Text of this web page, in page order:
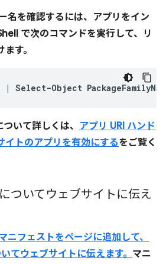
名を確認するには、アプリをイン
で次のコマンドを実行して、リ
す。
| Select-Object
いて詳しくは、 アプリ URI ハンド
イトのアプリを有効にするをご覧く
ついてウェブサイトに伝え
ニフェストをページに追加して、
てウェブサイトに伝えます。 マニ